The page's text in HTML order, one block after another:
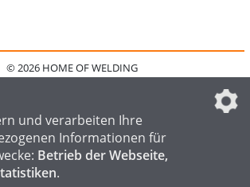
© 2026 HOME OF WELDING
IMPRESSUM
DATENSCHUTZEINSTELLUNGEN
und verarbeiten Ihre
Informationen für
Betrieb der Webseite,
.